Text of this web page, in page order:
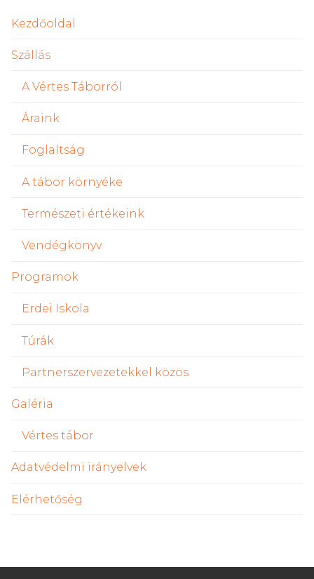
Kezdőoldal
Szállás
A Vértes Táborról
Áraink
Foglaltság
A tábor környéke
Természeti értékeink
Vendégkönyv
Programok
Erdei Iskola
Túrák
Partnerszervezetekkel közös
Galéria
Vértes tábor
Adatvédelmi irányelvek
Elérhetőség